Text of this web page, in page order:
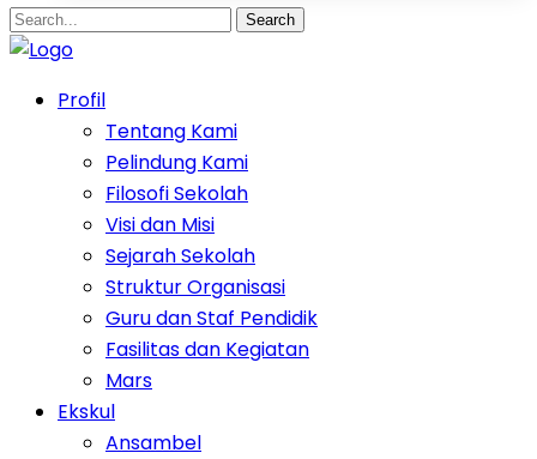
Search
Profil
Tentang Kami
Pelindung Kami
Filosofi Sekolah
Visi dan Misi
Sejarah Sekolah
Struktur Organisasi
Guru dan Staf Pendidik
Fasilitas dan Kegiatan
Mars
Ekskul
Ansambel